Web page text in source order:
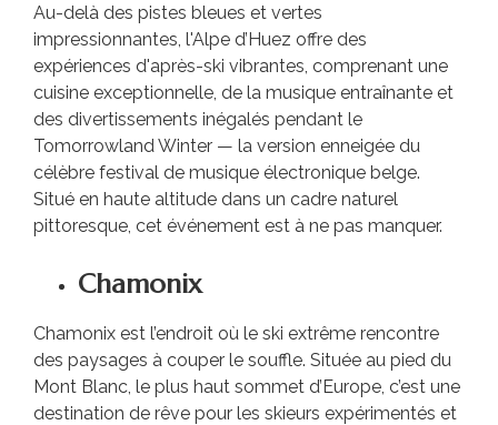
Au-delà des pistes bleues et vertes
impressionnantes, l'Alpe d’Huez offre des
expériences d'après-ski vibrantes, comprenant une
cuisine exceptionnelle, de la musique entraînante et
des divertissements inégalés pendant le
Tomorrowland Winter — la version enneigée du
célèbre festival de musique électronique belge.
Situé en haute altitude dans un cadre naturel
pittoresque, cet événement est à ne pas manquer.
Chamonix
Chamonix est l’endroit où le ski extrême rencontre
des paysages à couper le souffle. Située au pied du
Mont Blanc, le plus haut sommet d’Europe, c’est une
destination de rêve pour les skieurs expérimentés et